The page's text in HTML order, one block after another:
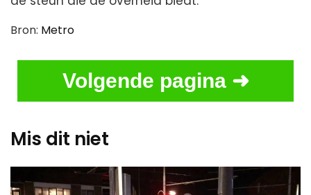
Bron: Metro
Volgende pagina ➜
Mis dit niet